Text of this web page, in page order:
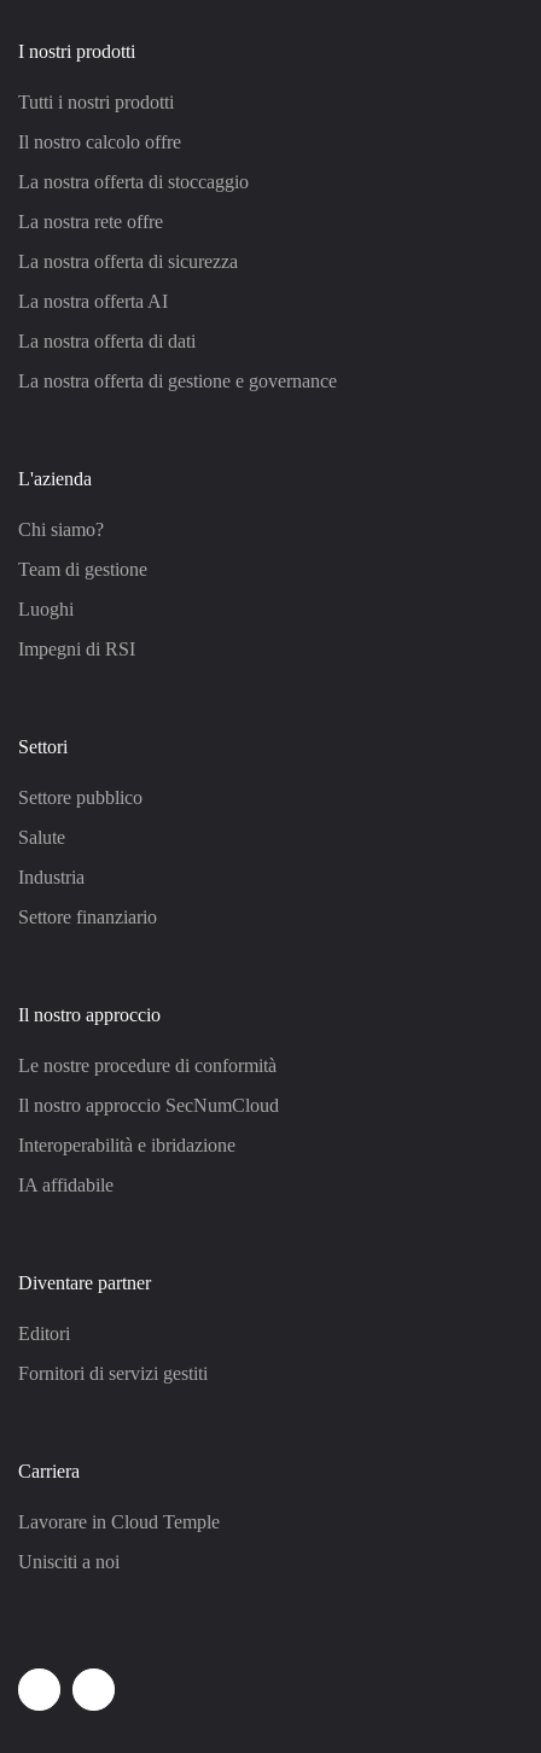
I nostri prodotti
Tutti i nostri prodotti
Il nostro calcolo offre
La nostra offerta di stoccaggio
La nostra rete offre
La nostra offerta di sicurezza
La nostra offerta AI
La nostra offerta di dati
La nostra offerta di gestione e governance
L'azienda
Chi siamo?
Team di gestione
Luoghi
Impegni di RSI
Settori
Settore pubblico
Salute
Industria
Settore finanziario
Il nostro approccio
Le nostre procedure di conformità
Il nostro approccio SecNumCloud
Interoperabilità e ibridazione
IA affidabile
Diventare partner
Editori
Fornitori di servizi gestiti
Carriera
Lavorare in Cloud Temple
Unisciti a noi
LinkedinYoutube